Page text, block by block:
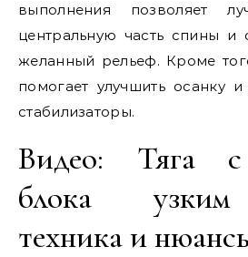
выполнения позволяет
центральную часть спины и
желанный рельеф. Кроме
помогает улучшить осанку
стабилизаторы.
Видео: Тяга с
блока
техника и